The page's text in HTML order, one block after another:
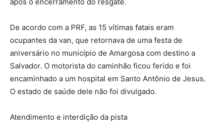
​De acordo com a PRF, as 15 vítimas fatais eram
ocupantes da van, que retornava de uma festa de
aniversário no município de Amargosa com destino a
Salvador. O motorista do caminhão ficou ferido e foi
encaminhado a um hospital em Santo Antônio de Jesus.
O estado de saúde dele não foi divulgado.
​Atendimento e interdição da pista